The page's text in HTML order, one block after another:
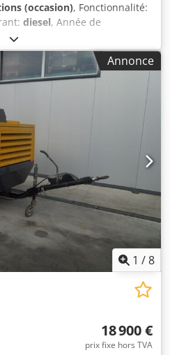
(occasion), Fonctionnalité:
diesel, Année de
de fonctionnement:
68 DDG, année de
de fonctionnement, débit
de secours 12,5 kVA,
2 x 400 volts, n° de série
tordu, compresseur
homologation disponible.
Annonce
1 /8
18 900 €
prix fixe hors TVA